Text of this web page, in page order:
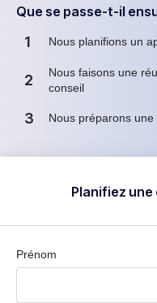
Que se passe-t-il
1 Nous planifions un
2
Nous faisons une
conseil
3 Nous préparons une
Planifiez
Prénom